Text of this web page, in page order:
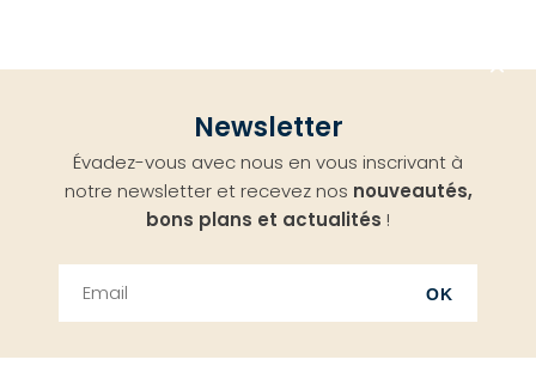
Newsletter
Évadez-vous avec nous en vous inscrivant à
notre newsletter et recevez nos nouveautés,
bons plans et actualités !
OK